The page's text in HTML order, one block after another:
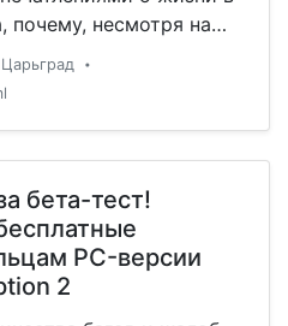
почему, несмотря на
решила
паспорта.
•
бета-тест!
PC-версии
2